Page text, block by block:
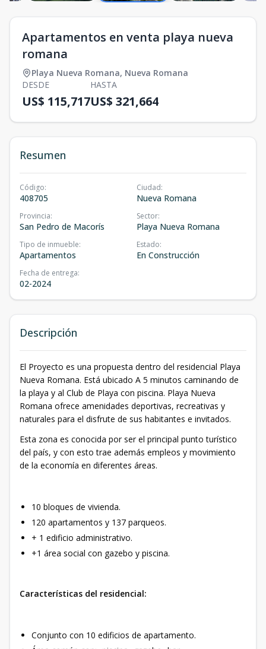
Apartamentos en venta playa nueva
romana
Playa Nueva Romana, Nueva Romana
DESDE
US$ 115,717
HASTA
US$ 321,664
Resumen
Código:
408705
Ciudad:
Nueva Romana
Provincia:
San Pedro de Macorís
Sector:
Playa Nueva Romana
Tipo de inmueble:
Apartamentos
Estado:
En Construcción
Fecha de entrega:
02-2024
Descripción
El Proyecto es una propuesta dentro del residencial Playa
Nueva Romana. Está ubicado A 5 minutos caminando de
la playa y al Club de Playa con piscina. Playa Nueva
Romana ofrece amenidades deportivas, recreativas y
naturales para el disfrute de sus habitantes e invitados.
Esta zona es conocida por ser el principal punto turístico
del país, y con esto trae además empleos y movimiento
de la economía en diferentes áreas.
10 bloques de vivienda.
120 apartamentos y 137 parqueos.
+ 1 edificio administrativo.
+1 área social con gazebo y piscina.
Características del residencial:
Conjunto con 10 edificios de apartamento.